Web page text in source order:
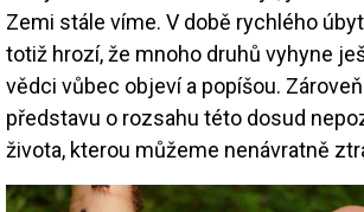
Zemi stále víme. V době rychlého
totiž hrozí, že mnoho druhů vyhyne
vědci vůbec objeví a popíšou.
představu o rozsahu této dosud
života, kterou můžeme nenávratně
Image